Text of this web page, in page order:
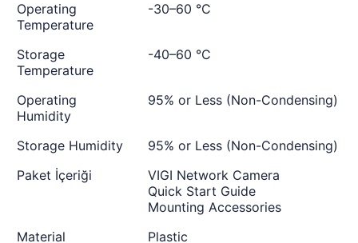
Operating
Temperature
-30–60 °C
Storage
Temperature
-40–60 °C
Operating
Humidity
95% or Less (Non-Condensing)
Storage Humidity
95% or Less (Non-Condensing)
Paket İçeriği
VIGI Network Camera
Quick Start Guide
Mounting Accessories
Material
Plastic